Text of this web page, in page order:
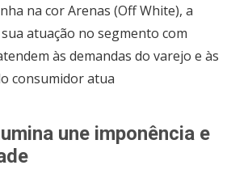
na cor Arenas (Off White), a
atuação no segmento com
às demandas do varejo e às
consumidor atua
une imponência e